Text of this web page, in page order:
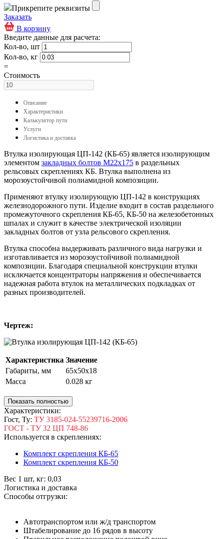
Прикрепите реквизиты
Заказать
В корзину
Введите данные для расчета:
Кол-во, шт
Кол-во, кг
=
Стоимость
Описание
Характеристики
Калькулятор пути
Услуги
Логистика и доставка
Втулка изолирующая ЦП-142 (КБ-65) является изолирующим
элементом закладных болтов М22х175 в раздельных
рельсовых скреплениях КБ. Втулка выполнена из
морозоустойчивой полиамидной композиции.
Применяют втулку изолирующую ЦП-142 в конструкциях
железнодорожного пути. Изделие входит в состав раздельного
промежуточного скрепления КБ-65, КБ-50 на железобетонных
шпалах и служит в качестве электрической изоляции
закладных болтов от узла рельсового скрепления.
Втулка способна выдерживать различного вида нагрузки и
изготавливается из морозоустойчивой полиамидной
композиции. Благодаря специальной конструкции втулки
исключается концентраторы напряжения и обеспечивается
надежная работа втулок на металлических подкладках от
разных производителей.
Чертеж:
Характеристика Значение
Габариты, мм
65х50х18
Масса
0.028 кг
Показать полностью
Характеристики:
Гост, Ту: ТУ 3185-024-55239716-2006
ГОСТ - ТУ 32 ЦП 748-86
Используется в скреплениях:
Комплект скрепления КБ-65
Комплект скрепления КБ-50
Вес 1 шт, кг: 0,03
Логистика и доставка
Способы отгрузки:
Автотранспортом или ж/д транспортом
Штабелирование до 16 рядов в высоту